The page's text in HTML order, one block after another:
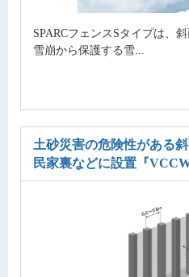
SPARCフェンスSタイプは、
雪崩から保護する雪...
土砂災害の危険性がある
民家裏などに設置 『